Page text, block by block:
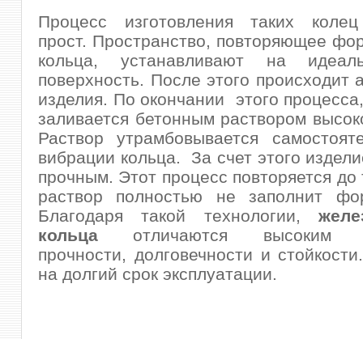
Процесс изготовления таких
прост. Пространство, повторяющее
кольца, устанавливают на
поверхность. После этого происходит
изделия. По окончании этого
заливается бетонным раствором
Раствор утрамбовывается
вибрации кольца. За счет этого
прочным. Этот процесс повторяется до
раствор полностью не заполнит
Благодаря такой технологии,
кольца отличаются высоким
прочности, долговечности и
на долгий срок эксплуатации.